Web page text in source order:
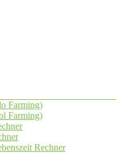
Farming)
Farming)
Rechner